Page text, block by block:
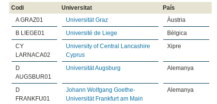
Codi Universitat
País
A GRAZ01
Universität Graz
Àustria
B LIEGE01
Université de Liege
Bèlgica
CY
LARNACA02
University of Central Lancashire
Cyprus
Xipre
D
AUGSBUR01
Universität Augsburg Alemanya
D
FRANKFU01
Johann Wolfgang Goethe-
Universität Frankfurt am Main
Alemanya